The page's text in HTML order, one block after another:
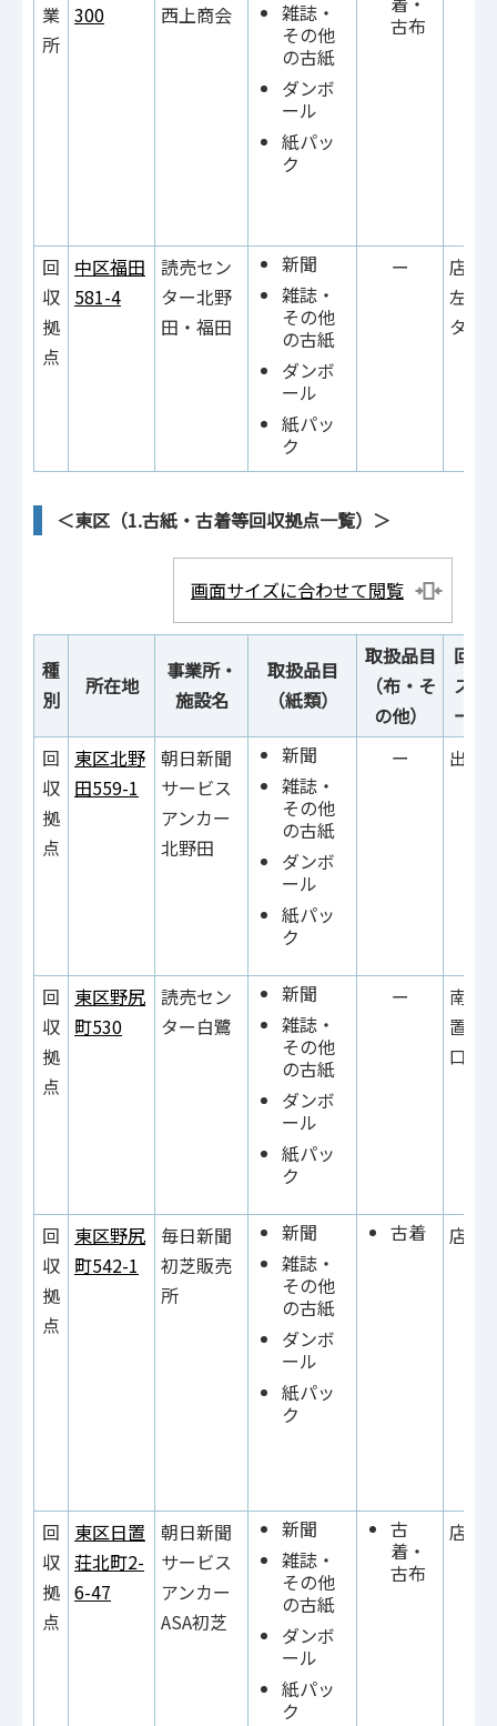
業
所
300 西上商会
雑誌・
その他
の古紙
ダンボ
ール
紙パッ
ク
古布
回
収
拠
点
中区福田
581-4
読売セン
ター北野
田・福田
新聞
雑誌・
その他
の古紙
ダンボ
ール
紙パッ
ク
ー
店内
左、
ター
＜東区（1.古紙・古着等回収拠点一覧）＞
画面サイズに合わせて閲覧
種
別
所在地
事業所・
施設名
取扱品目
（紙類）
取扱品目
（布・そ
の他）
回収
ス・
ー設
回
収
拠
点
東区北野
田559-1
朝日新聞
サービス
アンカー
北野田
新聞
雑誌・
その他
の古紙
ダンボ
ール
紙パッ
ク
ー 出入
回
収
拠
点
東区野尻
町530
読売セン
ター白鷺
新聞
雑誌・
その他
の古紙
ダンボ
ール
紙パッ
ク
ー
南側
置き
口左
回
収
拠
点
東区野尻
町542-1
毎日新聞
初芝販売
所
新聞
雑誌・
その他
の古紙
ダンボ
ール
紙パッ
ク
古着 店内
回
収
拠
点
東区日置
荘北町2-
6-47
朝日新聞
サービス
アンカー
ASA初芝
新聞
雑誌・
その他
の古紙
ダンボ
ール
紙パッ
ク
古
着・
古布
店内